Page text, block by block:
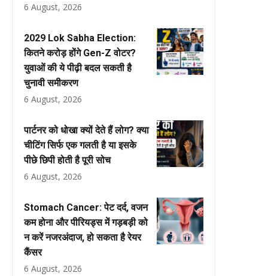
6 August, 2026
2029 Lok Sabha Election:
कितने करोड़ होंगे Gen-Z वोटर?
युवाओं की ये पीढ़ी बदल सकती है
चुनावी समीकरण
6 August, 2026
पार्टनर को धोखा क्यों देते हैं लोग? क्या
चीटिंग सिर्फ एक गलती है या इसके
पीछे छिपी होती है पूरी सोच
6 August, 2026
Stomach Cancer: पेट दर्द, वजन
कम होना और पीरियड्स में गड़बड़ी को
न करें नजरअंदाज, हो सकता है रेयर
कैंसर
6 August, 2026